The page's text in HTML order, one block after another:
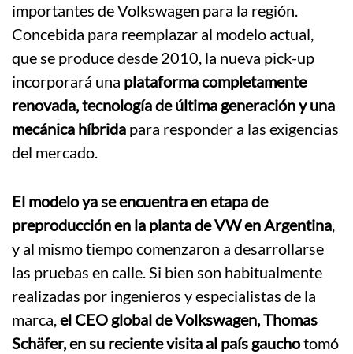
importantes de Volkswagen para la región.
Concebida para reemplazar al modelo actual,
que se produce desde 2010, la nueva pick-up
incorporará una plataforma completamente
renovada, tecnología de última generación y una
mecánica híbrida para responder a las exigencias
del mercado.
El modelo ya se encuentra en etapa de
preproducción en la planta de VW en Argentina,
y al mismo tiempo comenzaron a desarrollarse
las pruebas en calle. Si bien son habitualmente
realizadas por ingenieros y especialistas de la
marca,el CEO global de Volkswagen, Thomas
Schäfer, en su reciente visita al país gauchotomó